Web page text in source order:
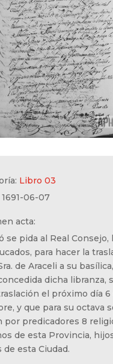
Libro 03
06-07
acta:
se pida al Real Consejo,
para hacer la
de Araceli a su
dicha libranza,
el próximo día 6
y que para su octava
por predicadores 8
de esta Provincia,
de esta Ciudad.